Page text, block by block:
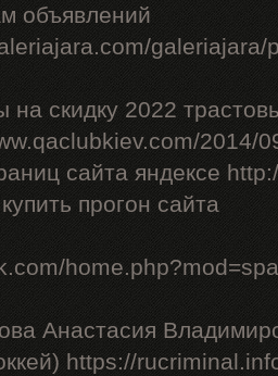
объявлений
galeriajara/
на скидку 2022
2014/
сайта яндексе
прогон сайта
Анастасия
https://